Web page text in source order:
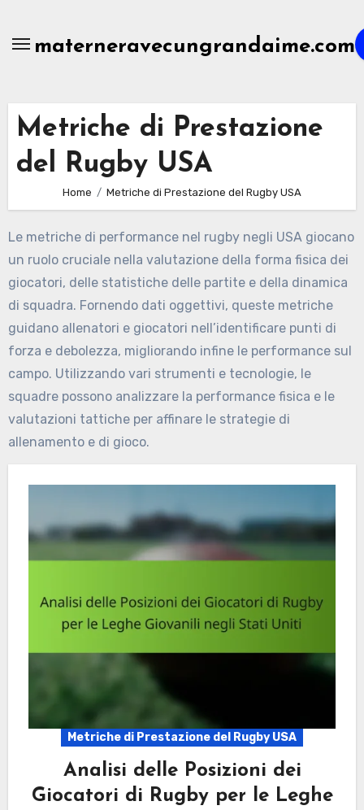
contentmaterneravecungrandaime.com
Metriche di Prestazione
del Rugby USA
Home Metriche di Prestazione del Rugby USA
Le metriche di performance nel rugby negli USA giocano
un ruolo cruciale nella valutazione della forma fisica dei
giocatori, delle statistiche delle partite e della dinamica
di squadra. Fornendo dati oggettivi, queste metriche
guidano allenatori e giocatori nell’identificare punti di
forza e debolezza, migliorando infine le performance sul
campo. Utilizzando vari strumenti e tecnologie, le
squadre possono analizzare la performance fisica e le
valutazioni tattiche per affinare le strategie di
allenamento e di gioco.
Metriche di Prestazione del Rugby USA
Analisi delle Posizioni dei
Giocatori di Rugby per le Leghe